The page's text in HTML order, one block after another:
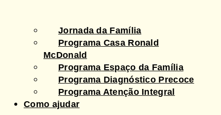
Jornada da Família
Programa Casa Ronald
McDonald
Programa Espaço da Família
Programa Diagnóstico Precoce
Programa Atenção Integral
Como ajudar